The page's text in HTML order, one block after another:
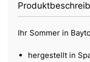
Ihr Sommer in
hergestellt in